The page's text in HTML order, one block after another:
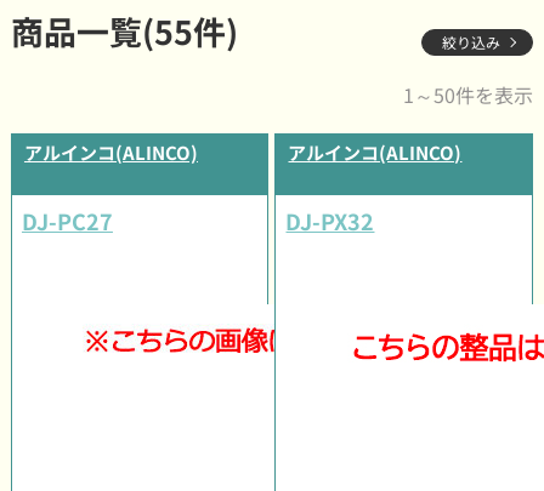
商品一覧(55件) 絞り込み
1～50件を表示
アルインコ(ALINCO)
DJ-PC27
アルインコ(ALINCO)
DJ-PX32